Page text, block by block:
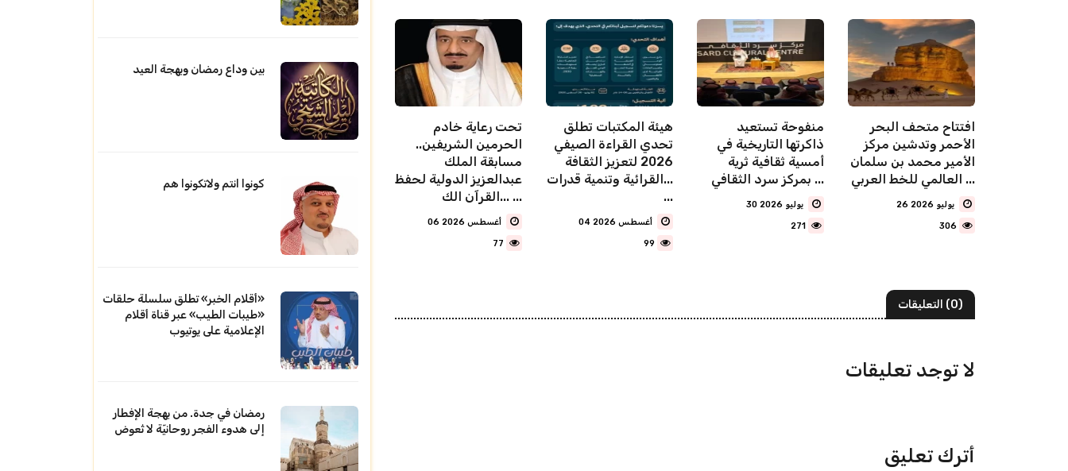
تحت رعاية خادم
الحرمين الشريفين..
مسابقة الملك
عبدالعزيز الدولية لحفظ
القرآن الك... ...
77
هيئة المكتبات تطلق
تحدي القراءة الصيفي
2026 لتعزيز الثقافة
القرائية وتنمية قدرات...
...
99
‏منفوحة تستعيد
ذاكرتها التاريخية في
أمسية ثقافية ثرية
بمركز سرد الثقافي ...
271
افتتاح متحف البحر
الأحمر وتدشين مركز
الأمير محمد بن سلمان
العالمي للخط العربي ...
306
(0) التعليقات
لا توجد تعليقات
أترك تعليق
بين وداع رمضان وبهجة العيد
كونوا انتم ولاتكونوا هم
«أقلام الخبر» تطلق سلسلة حلقات
«طيبات الطيب» عبر قناة أقلام
الإعلامية على يوتيوب
رمضان في جدة. من بهجة الإفطار
إلى هدوء الفجر روحانيّة لا تُعوض